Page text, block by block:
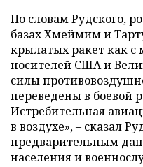
По словам Рудского,
базах Хмеймим и
крылатых ракет как с
носителей США и
силы
переведены в боевой
Истребительная
в воздухе», – сказал
предварительным
населения и